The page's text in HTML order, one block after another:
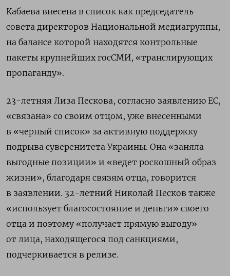
Кабаева внесена в список как председатель
совета директоров Национальной медиагруппы,
на балансе которой находятся контрольные
пакеты крупнейших госСМИ, «транслирующих
пропаганду».
23-летняя Лиза Пескова, согласно заявлению ЕС,
«связана» со своим отцом, уже внесенными
в «черный список» за активную поддержку
подрыва суверенитета Украины. Она «заняла
выгодные позиции» и «ведет роскошный образ
жизни», благодаря связям отца, говорится
в заявлении. 32-летний Николай Песков также
«использует благосостояние и деньги» своего
отца и поэтому «получает прямую выгоду»
от лица, находящегося под санкциями,
подчеркивается в релизе.